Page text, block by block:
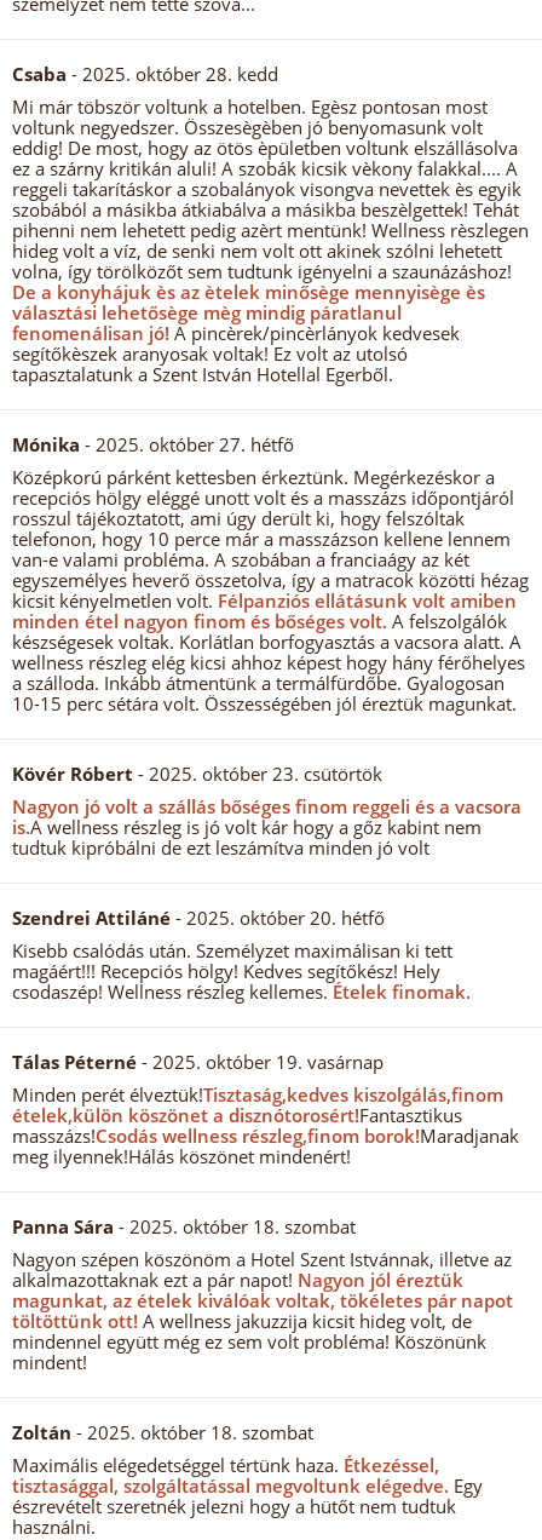
Csaba - 2025. október 28. kedd
Mi már töbször voltunk a hotelben. Egèsz pontosan most
voltunk negyedszer. Összesègèben jó benyomasunk volt
eddig! De most, hogy az ötös èpületben voltunk elszállásolva
ez a szárny kritikán aluli! A szobák kicsik vèkony falakkal.... A
reggeli takarításkor a szobalányok visongva nevettek ès egyik
szobából a másikba átkiabálva a másikba beszèlgettek! Tehát
pihenni nem lehetett pedig azèrt mentünk! Wellness rèszlegen
hideg volt a víz, de senki nem volt ott akinek szólni lehetett
volna, így törölközőt sem tudtunk igényelni a szaunázáshoz!
De a konyhájuk ès az ètelek minősège mennyisège ès
választási lehetősège mèg mindig páratlanul
fenomenálisan jó! A pincèrek/pincèrlányok kedvesek
segítőkèszek aranyosak voltak! Ez volt az utolsó
tapasztalatunk a Szent István Hotellal Egerből.
Mónika - 2025. október 27. hétfő
Középkorú párként kettesben érkeztünk. Megérkezéskor a
recepciós hölgy eléggé unott volt és a masszázs időpontjáról
rosszul tájékoztatott, ami úgy derült ki, hogy felszóltak
telefonon, hogy 10 perce már a masszázson kellene lennem
van-e valami probléma. A szobában a franciaágy az két
egyszemélyes heverő összetolva, így a matracok közötti hézag
kicsit kényelmetlen volt. Félpanziós ellátásunk volt amiben
minden étel nagyon finom és bőséges volt. A felszolgálók
készségesek voltak. Korlátlan borfogyasztás a vacsora alatt. A
wellness részleg elég kicsi ahhoz képest hogy hány férőhelyes
a szálloda. Inkább átmentünk a termálfürdőbe. Gyalogosan
10-15 perc sétára volt. Összességében jól éreztük magunkat.
Kövér Róbert - 2025. október 23. csütörtök
Nagyon jó volt a szállás bőséges finom reggeli és a vacsora
is.A wellness részleg is jó volt kár hogy a gőz kabint nem
tudtuk kipróbálni de ezt leszámítva minden jó volt
Szendrei Attiláné - 2025. október 20. hétfő
Kisebb csalódás után. Személyzet maximálisan ki tett
magáért!!! Recepciós hölgy! Kedves segítőkész! Hely
csodaszép! Wellness részleg kellemes. Ételek finomak.
Tálas Péterné - 2025. október 19. vasárnap
Minden perét élveztük!Tisztaság,kedves kiszolgálás,finom
ételek,külön köszönet a disznótorosért!Fantasztikus
masszázs!Csodás wellness részleg,finom borok!Maradjanak
meg ilyennek!Hálás köszönet mindenért!
Panna Sára - 2025. október 18. szombat
Nagyon szépen köszönöm a Hotel Szent Istvánnak, illetve az
alkalmazottaknak ezt a pár napot! Nagyon jól éreztük
magunkat, az ételek kiválóak voltak, tökéletes pár napot
töltöttünk ott! A wellness jakuzzija kicsit hideg volt, de
mindennel együtt még ez sem volt probléma! Köszönünk
mindent!
Zoltán - 2025. október 18. szombat
Maximális elégedetséggel tértünk haza. Étkezéssel,
tisztasággal, szolgáltatással megvoltunk elégedve. Egy
észrevételt szeretnék jelezni hogy a hütőt nem tudtuk
használni.